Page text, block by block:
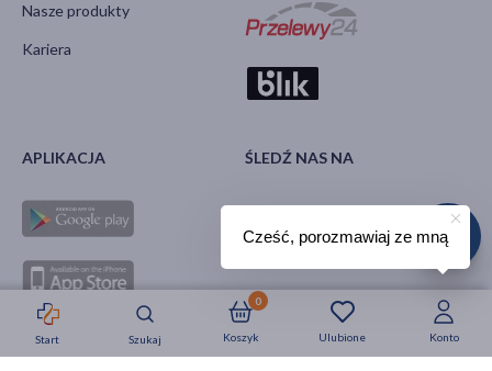
Strefa okazji Nowości Krótkie daty
Start Szukaj Ulubione
Koszyk
0
Konto
Nasze produkty
Kariera
APLIKACJA ŚLEDŹ NAS NA
Cześć, porozmawiaj ze mną